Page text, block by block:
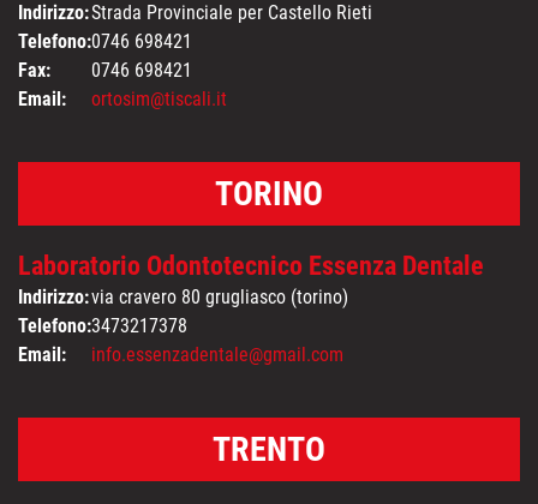
Indirizzo:Strada Provinciale per Castello Rieti
Telefono:0746 698421
Fax:
0746 698421
Email:
ortosim@tiscali.it
TORINO
Laboratorio Odontotecnico Essenza Dentale
Indirizzo:via cravero 80 grugliasco (torino)
Telefono:3473217378
Email:
info.essenzadentale@gmail.com
TRENTO